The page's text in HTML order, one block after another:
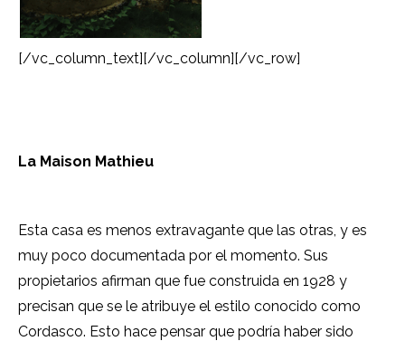
[/vc_column_text][/vc_column][/vc_row]
La Maison Mathieu
Esta casa es menos extravagante que las otras, y es
muy poco documentada por el momento. Sus
propietarios afirman que fue construida en 1928 y
precisan que se le atribuye el estilo conocido como
Cordasco. Esto hace pensar que podría haber sido